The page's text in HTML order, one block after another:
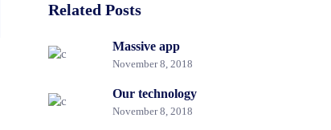
Related Posts
Massive app
November 8, 2018
Our technology
November 8, 2018